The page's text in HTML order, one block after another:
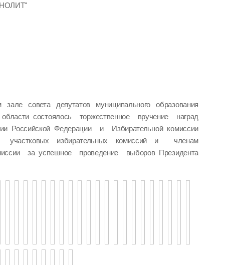
совета депутатов муниципального образования
области состоялось торжественное вручение наград
Российской Федерации и Избирательной комиссии
участковых избирательных комиссий и членам
за успешное проведение выборов Президента